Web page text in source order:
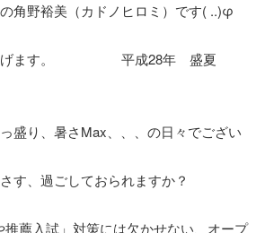
角野裕美（カドノヒロミ）です( ..)φ
上げます。 平成28年 盛夏
盛り、暑さMax、、、の日々でござい
す、過ごしておられますか？
薦入試」対策には欠かせない、オープ